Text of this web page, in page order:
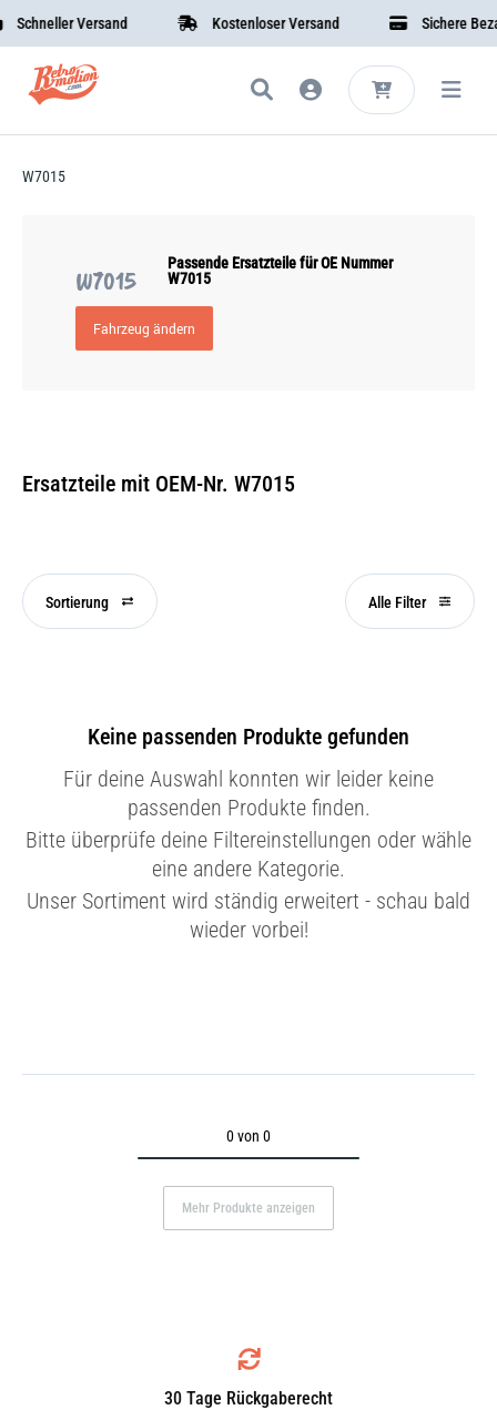
Versand Kostenloser Versand Sichere
W7015
W7015
Passende Ersatzteile für OE Nummer
W7015
Fahrzeug ändern
Ersatzteile mit OEM-Nr. W7015
Sortierung Alle Filter
Keine passenden Produkte gefunden
Für deine Auswahl konnten wir leider keine
passenden Produkte finden.
Bitte überprüfe deine Filtereinstellungen oder wähle
eine andere Kategorie.
Unser Sortiment wird ständig erweitert - schau bald
wieder vorbei!
0 von 0
Mehr Produkte anzeigen
30 Tage Rückgaberecht